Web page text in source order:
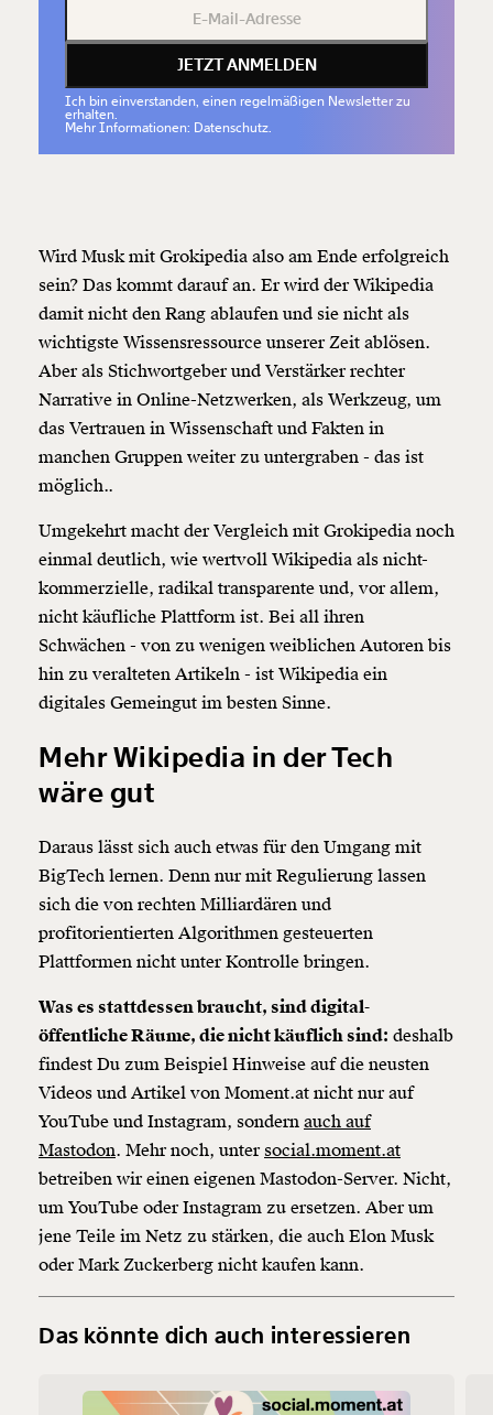
JETZT ANMELDEN
Ich bin einverstanden, einen regelmäßigen Newsletter zu
erhalten.
Mehr Informationen: Datenschutz.
Wird Musk mit Grokipedia also am Ende erfolgreich
sein? Das kommt darauf an. Er wird der Wikipedia
damit nicht den Rang ablaufen und sie nicht als
wichtigste Wissensressource unserer Zeit ablösen.
Aber als Stichwortgeber und Verstärker rechter
Narrative in Online-Netzwerken, als Werkzeug, um
das Vertrauen in Wissenschaft und Fakten in
manchen Gruppen weiter zu untergraben - das ist
möglich..
Umgekehrt macht der Vergleich mit Grokipedia noch
einmal deutlich, wie wertvoll Wikipedia als nicht-
kommerzielle, radikal transparente und, vor allem,
nicht käufliche Plattform ist. Bei all ihren
Schwächen - von zu wenigen weiblichen Autoren bis
hin zu veralteten Artikeln - ist Wikipedia ein
digitales Gemeingut im besten Sinne.
Mehr Wikipedia in der Tech
wäre gut
Daraus lässt sich auch etwas für den Umgang mit
BigTech lernen. Denn nur mit Regulierung lassen
sich die von rechten Milliardären und
profitorientierten Algorithmen gesteuerten
Plattformen nicht unter Kontrolle bringen.
Was es stattdessen braucht, sind digital-
öffentliche Räume, die nicht käuflich sind: deshalb
findest Du zum Beispiel Hinweise auf die neusten
Videos und Artikel von Moment.at nicht nur auf
YouTube und Instagram, sondern auch auf
Mastodon. Mehr noch, unter social.moment.at
betreiben wir einen eigenen Mastodon-Server. Nicht,
um YouTube oder Instagram zu ersetzen. Aber um
jene Teile im Netz zu stärken, die auch Elon Musk
oder Mark Zuckerberg nicht kaufen kann.
Das könnte dich auch interessieren